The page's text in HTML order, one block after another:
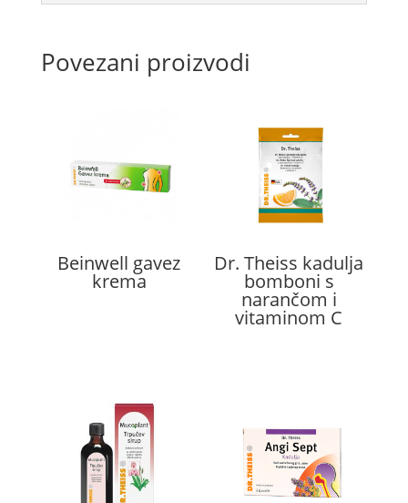
Povezani proizvodi
Beinwell gavez
krema
Dr. Theiss kadulja
bomboni s
narančom i
vitaminom C